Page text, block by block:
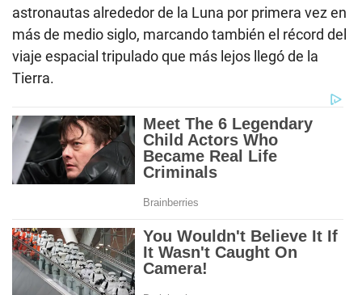
astronautas alrededor de la Luna por primera vez en
más de medio siglo, marcando también el récord del
viaje espacial tripulado que más lejos llegó de la
Tierra.